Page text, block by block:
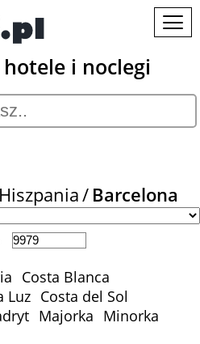
i noclegi
Hiszpania Barcelona
Costa Blanca
Luz Costa del Sol
Majorka Minorka